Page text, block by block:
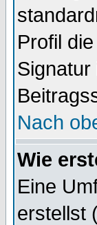
Profil
Nach
Wie
Eine
erstellst